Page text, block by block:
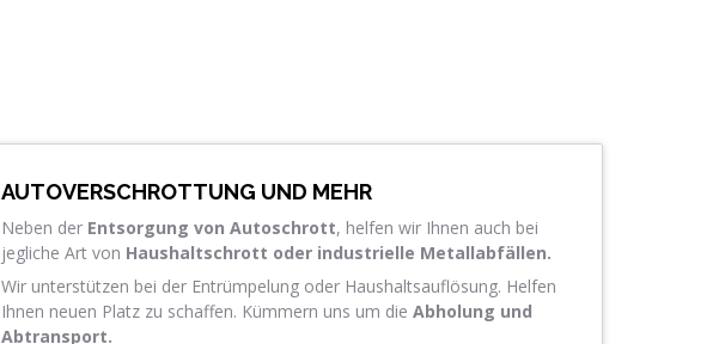
AUTOVERSCHROTTUNG UND MEHR
Neben der Entsorgung von Autoschrott, helfen wir Ihnen auch bei
jegliche Art von Haushaltschrott oder industrielle Metallabfällen.
Wir unterstützen bei der Entrümpelung oder Haushaltsauflösung. Helfen
Ihnen neuen Platz zu schaffen. Kümmern uns um die Abholung und
Abtransport.